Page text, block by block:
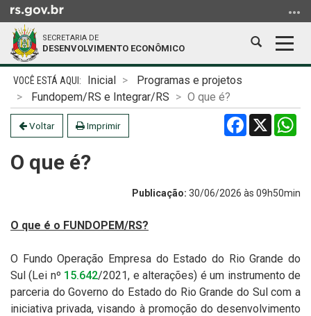
para
conteúdo
menu
para
SECRETARIA DE
DESENVOLVIMENTO ECONÔMICO
Abrir
Início
conteúdo
Inicial
Programas e projetos
Fundopem/RS e Integrar/RS
O que é?
Voltar Imprimir Facebook
X
O que é?
Publicação: 30/06/2026 às 09h50min
O que é o FUNDOPEM/RS?
O Fundo Operação Empresa do Estado do Rio Grande do
Sul (Lei nº 15.642/2021, e alterações) é um instrumento de
parceria do Governo do Estado do Rio Grande do Sul com a
iniciativa privada, visando à promoção do desenvolvimento